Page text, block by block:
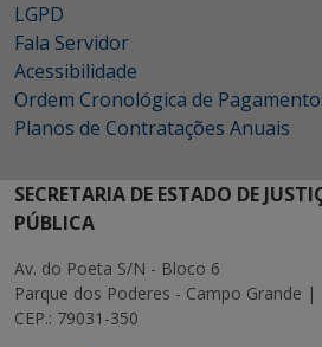
LGPD
Fala Servidor
Acessibilidade
Ordem Cronológica de
Planos de Contratações Anuais
SECRETARIA DE ESTADO DE
PÚBLICA
Av. do Poeta S/N - Bloco 6
Parque dos Poderes - Campo Grande |
CEP.: 79031-350